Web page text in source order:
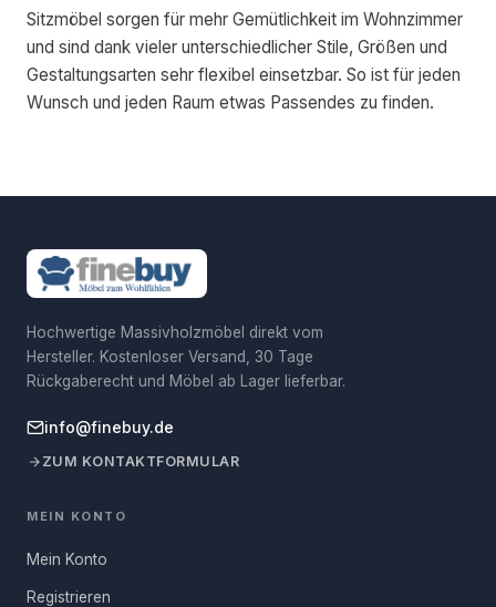
Sitzmöbel sorgen für mehr Gemütlichkeit im Wohnzimmer
und sind dank vieler unterschiedlicher Stile, Größen und
Gestaltungsarten sehr flexibel einsetzbar. So ist für jeden
Wunsch und jeden Raum etwas Passendes zu finden.
Hochwertige Massivholzmöbel direkt vom
Hersteller. Kostenloser Versand, 30 Tage
Rückgaberecht und Möbel ab Lager lieferbar.
info@finebuy.de
ZUM KONTAKTFORMULAR
MEIN KONTO
Mein Konto
Registrieren